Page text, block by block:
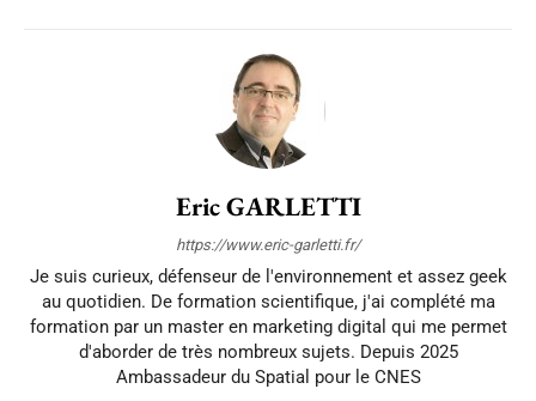
Eric GARLETTI
https://www.eric-garletti.fr/
Je suis curieux, défenseur de l'environnement et assez geek
au quotidien. De formation scientifique, j'ai complété ma
formation par un master en marketing digital qui me permet
d'aborder de très nombreux sujets. Depuis 2025
Ambassadeur du Spatial pour le CNES